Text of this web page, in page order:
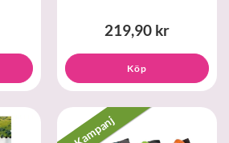
219,90 kr
Köp
Kampanj